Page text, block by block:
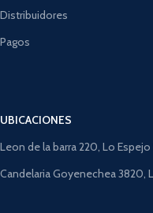
Distribuidores
Pagos
UBICACIONES
Leon de la barra 220, Lo
Candelaria Goyenechea 3820,